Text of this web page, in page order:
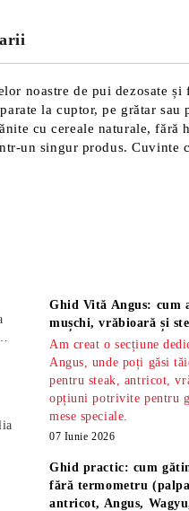
noastre de pui dezosate
la cuptor, pe grătar
cu cereale naturale,
un singur produs. Cuvinte
Ghid Vită Angus: cum
mușchi, vrăbioară și
Am creat o secțiune
Angus, unde poți găsi
pentru steak, antricot,
opțiuni potrivite pentru
mese speciale.
07 Iunie 2026
Ghid practic: cum
fără termometru
antricot, Angus,